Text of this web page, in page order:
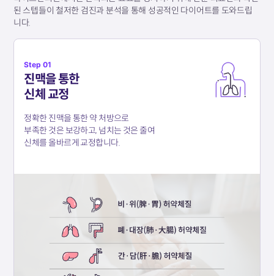
된 스텝들이 철저한 검진과 분석을 통해 성공적인 다이어트를 도와드립
니다.
Step 01
진맥을 통한
신체 교정
정확한 진맥을 통한 약 처방으로
부족한 것은 보강하고, 넘치는 것은 줄여
신체를 올바르게 교정합니다.